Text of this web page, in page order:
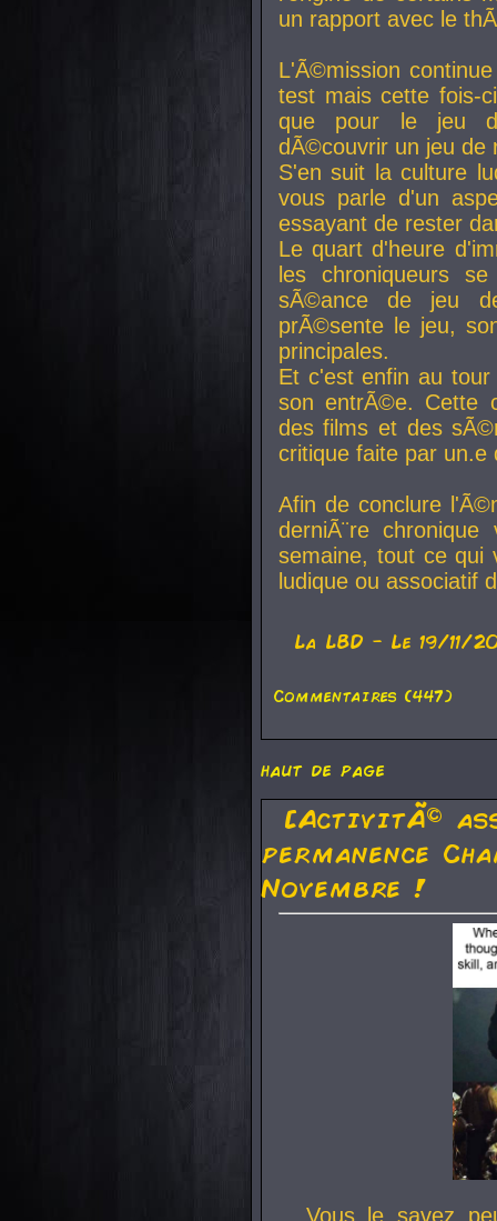
un rapport avec le
L'Ã©mission
test mais cette fois-
que pour le jeu
dÃ©couvrir un jeu de
S'en suit la culture
vous parle d'un
essayant de rester
Le quart d'heure
les chroniqueurs
sÃ©ance de jeu
prÃ©sente le jeu,
principales.
Et c'est enfin au
son entrÃ©e. Cette
des films et des
critique faite par
Afin de conclure
derniÃ¨re
semaine, tout ce qui
ludique ou associatif
La LBD - Le 19/11/
Commentaires (447)
haut de page
[ActivitÃ©
permanence
Novembre !
Vous le savez